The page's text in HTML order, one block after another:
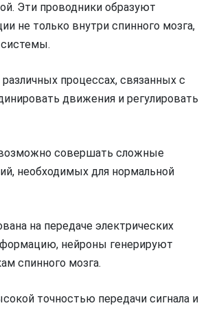
Эти проводники образуют
не только внутри спинного мозга,
процессах, связанных с
движения и регулировать
совершать сложные
необходимых для нормальной
на передаче электрических
нейроны генерируют
спинного мозга.
точностью передачи сигнала и